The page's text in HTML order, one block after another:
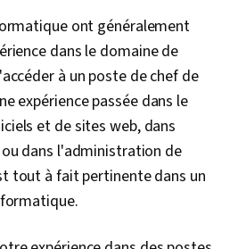
ont généralement
dans le domaine de
à un poste de chef de
expérience passée dans le
et de sites web, dans
dans l'administration de
tout à fait pertinente dans un